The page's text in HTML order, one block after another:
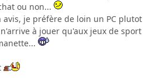
ou non...
avis, je préfère de loin un PC plutot
à jouer qu'aux jeux de sport